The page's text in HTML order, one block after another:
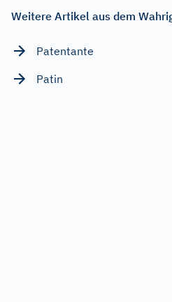
Weitere Artikel aus dem
Patentante
Patin